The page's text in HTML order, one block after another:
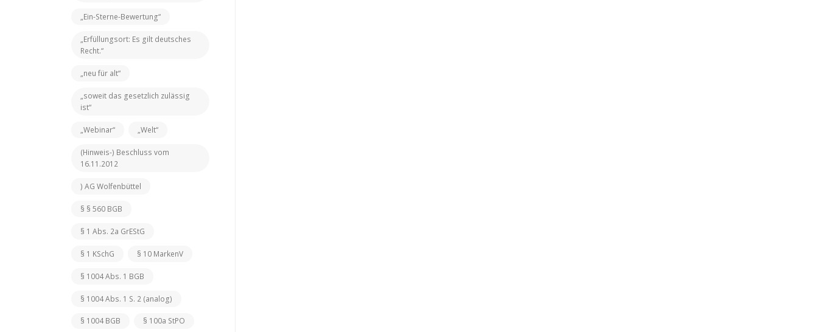
„Ein-Sterne-Bewertung“
„Erfüllungsort: Es gilt deutsches
Recht.“
„neu für alt“
„soweit das gesetzlich zulässig
ist“
„Webinar“ „Welt“
(Hinweis-) Beschluss vom
16.11.2012
) AG Wolfenbüttel
§ § 560 BGB
§ 1 Abs. 2a GrEStG
§ 1 KSchG § 10 MarkenV
§ 1004 Abs. 1 BGB
§ 1004 Abs. 1 S. 2 (analog)
§ 1004 BGB § 100a StPO